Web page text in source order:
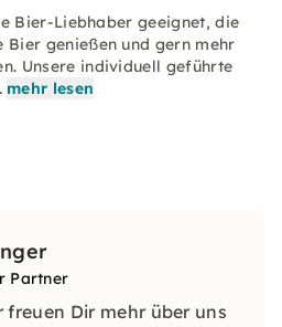
Bier-Liebhaber geeignet, die
genießen und gern mehr
Unsere individuell geführte
mehr lesen
Partner
freuen Dir mehr über uns